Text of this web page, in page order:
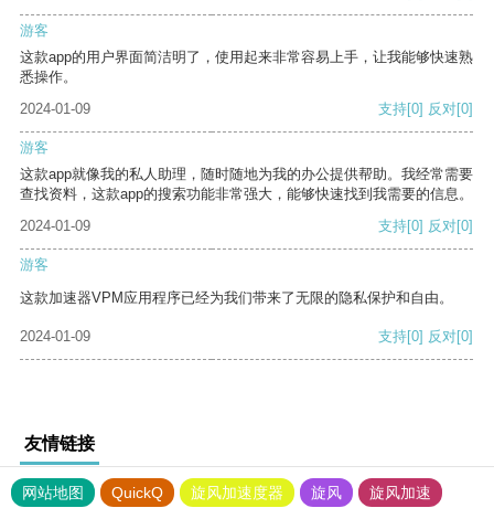
游客
这款app的用户界面简洁明了，使用起来非常容易上手，让我能够快速熟
悉操作。
2024-01-09
支持[0] 反对[0]
游客
这款app就像我的私人助理，随时随地为我的办公提供帮助。我经常需要
查找资料，这款app的搜索功能非常强大，能够快速找到我需要的信息。
2024-01-09
支持[0] 反对[0]
游客
这款加速器VPM应用程序已经为我们带来了无限的隐私保护和自由。
2024-01-09 支持[0] 反对[0]
友情链接
网站地图 QuickQ 旋风加速度器 旋风 旋风加速